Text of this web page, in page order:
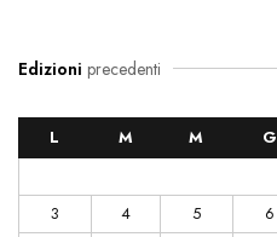
Edizioni precedenti
L M M G
3
4 5 6